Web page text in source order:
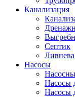
Канализация
Септик
Насосы
Насосы
Насосы